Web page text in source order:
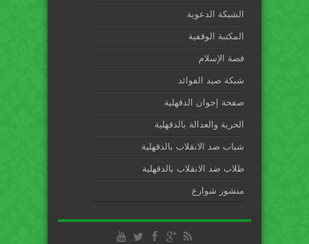
الشبكة الدعوية
المكتبة الوقفية
قصة الإسلام
شبكة صيد الفوائد
صفحة إخوان الدقهلية
الحرية والعدالة بالدقهلية
شباب ضد الانقلاب بالدقهلية
طلاب ضد الانقلاب بالدقهلية
منشور شوارع